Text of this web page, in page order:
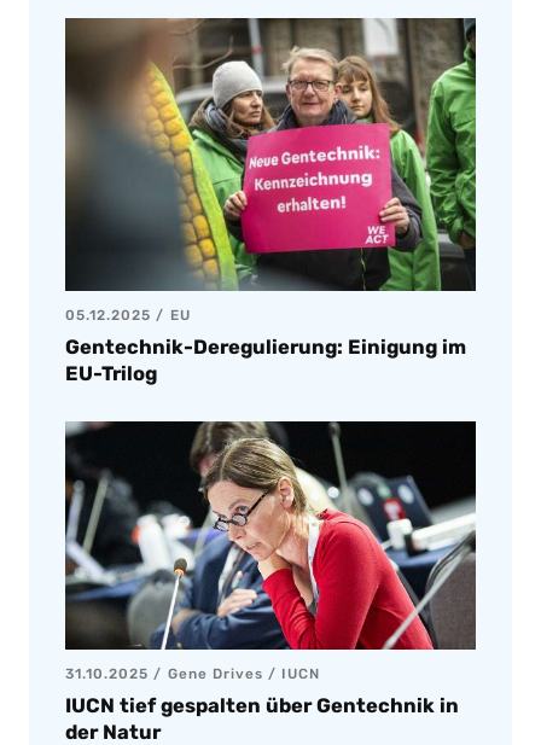
05.12.2025 EU
Gentechnik-Deregulierung: Einigung im
EU-Trilog
31.10.2025 Gene Drives / IUCN
IUCN tief gespalten über Gentechnik in
der Natur